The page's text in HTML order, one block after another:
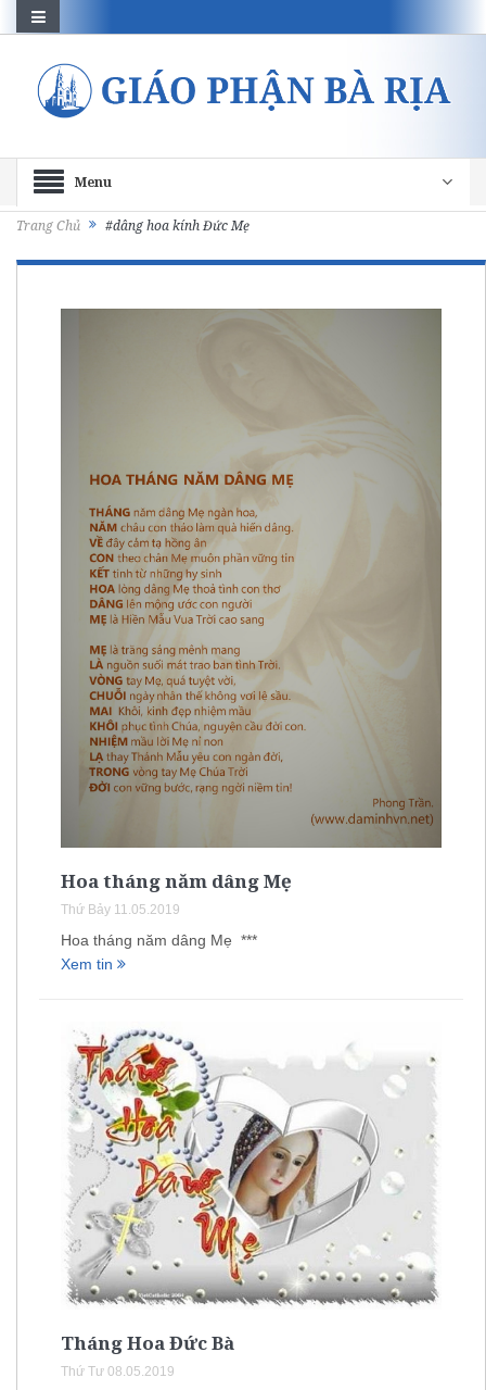
Menu
Trang Chủ #dâng hoa kính Đức Mẹ
Hoa tháng năm dâng Mẹ
Thứ Bảy 11.05.2019
Hoa tháng năm dâng Mẹ ***
Xem tin
Tháng Hoa Đức Bà
Thứ Tư 08.05.2019